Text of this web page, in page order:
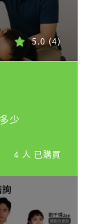
5.0 (4)
少
4 人 已購買